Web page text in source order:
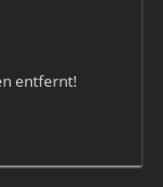
entfernt!